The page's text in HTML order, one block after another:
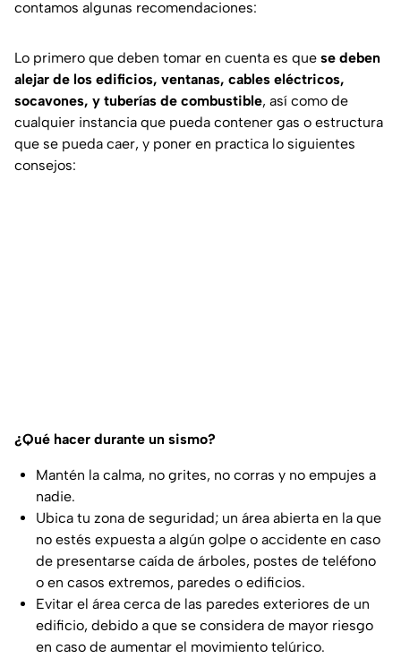
contamos algunas recomendaciones:
Lo primero que deben tomar en cuenta es que se deben
alejar de los edificios, ventanas, cables eléctricos,
socavones, y tuberías de combustible, así como de
cualquier instancia que pueda contener gas o estructura
que se pueda caer, y poner en practica lo siguientes
consejos:
¿Qué hacer durante un sismo?
Mantén la calma, no grites, no corras y no empujes a
nadie.
Ubica tu zona de seguridad; un área abierta en la que
no estés expuesta a algún golpe o accidente en caso
de presentarse caída de árboles, postes de teléfono
o en casos extremos, paredes o edificios.
Evitar el área cerca de las paredes exteriores de un
edificio, debido a que se considera de mayor riesgo
en caso de aumentar el movimiento telúrico.